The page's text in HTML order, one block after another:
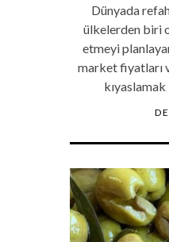
Dünyada
ülkelerden biri
etmeyi
market fiyatları